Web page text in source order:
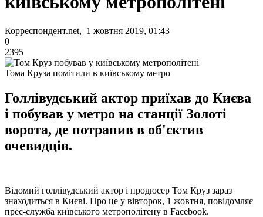
Корреспондент.net, 1 жовтня 2019, 01:43
0
2395
Тома Круза помітили в київському метро
Голлівудський актор приїхав до Києва
і побував у метро на станції Золоті
ворота, де потрапив в об'єктив
очевидців.
Відомий голлівудський актор і продюсер Том Круз зараз
знаходиться в Києві. Про це у вівторок, 1 жовтня, повідомляє
прес-служба київського метрополітену в Facebook.